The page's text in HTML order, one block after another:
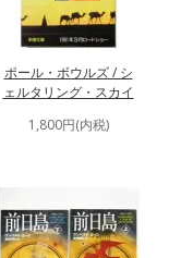
ポール・ボウルズ / シ
ェルタリング・スカイ
1,800円(内税)